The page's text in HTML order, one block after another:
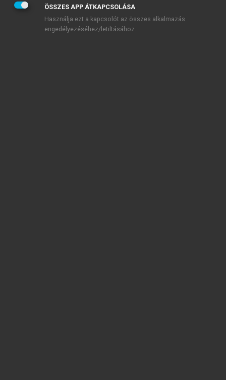
ÖSSZES APP ÁTKAPCSOLÁSA
Használja ezt a kapcsolót az összes alkalmazás
engedélyezéséhez/letiltásához.